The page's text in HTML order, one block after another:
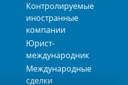
Контролируемые
иностранные
компании
Юрист-
международник
Международные
сделки